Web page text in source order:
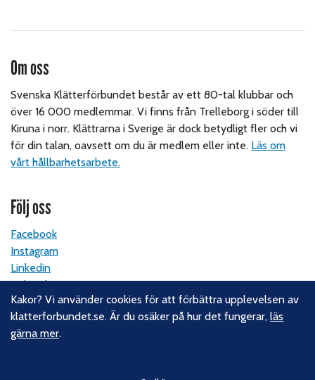
Om oss
Svenska Klätterförbundet består av ett 80-tal klubbar och
över 16 000 medlemmar. Vi finns från Trelleborg i söder till
Kiruna i norr. Klättrarna i Sverige är dock betydligt fler och vi
för din talan, oavsett om du är medlem eller inte. Läs om
vårt hållbarhetsarbete.
Följ oss
Facebook
Instagram
Linkedin
Nyhetsbrev
Kontakt
Kakor? Vi använder cookies för att förbättra upplevelsen av
klatterforbundet.se. Är du osäker på hur det fungerar,läs
gärna mer.